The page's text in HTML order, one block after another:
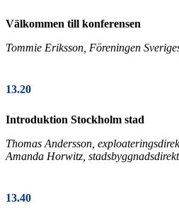
Välkommen till konferensen
Tommie Eriksson, Föreningen
13.20
Introduktion Stockholm stad
Thomas Andersson,
Amanda Horwitz,
13.40